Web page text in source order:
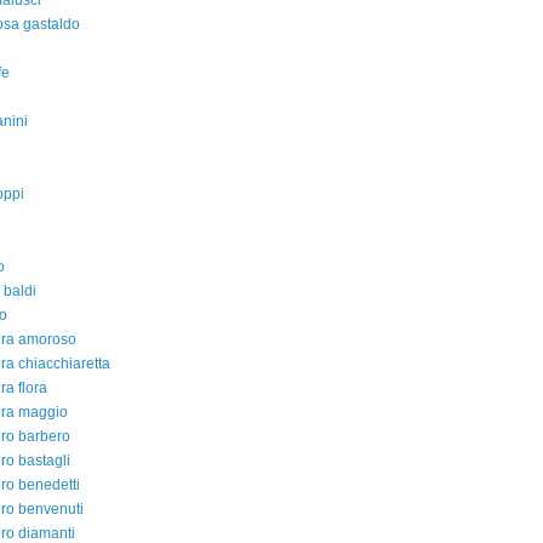
gastaldo
baldi
amoroso
chiacchiaretta
flora
maggio
barbero
bastagli
benedetti
benvenuti
diamanti